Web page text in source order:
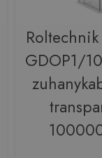
GDOP1/